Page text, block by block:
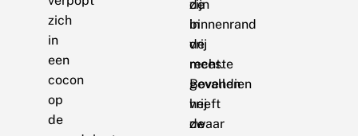
zich
in
een
cocon
op
de
zijn
in
de
meeste
gevallen
vrij
zwaar
de
binnenrand
vrij
recht.
Bovendien
heeft
de